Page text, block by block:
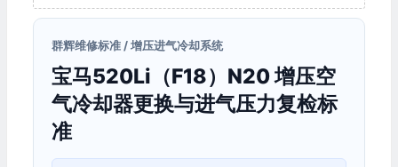
群辉维修标准 / 增压进气冷却系统
宝马520Li（F18）N20 增压空
气冷却器更换与进气压力复检标
准